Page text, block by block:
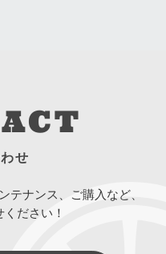
せ
テナンス、ご購入など、
ださい！